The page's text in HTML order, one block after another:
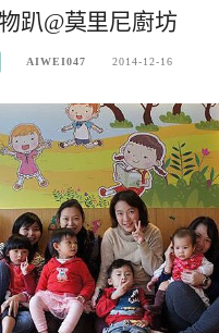
趴@莫里尼廚坊
AIWEI047 2014-12-16